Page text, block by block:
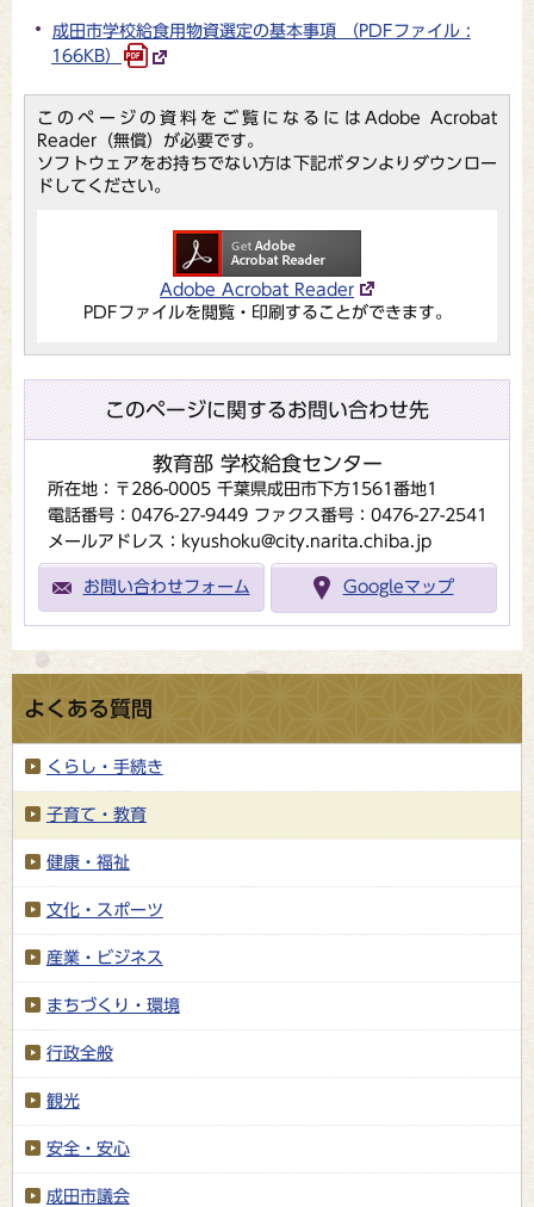
成田市学校給食用物資選定の基本事項 （PDFファイル :
166KB）
このページの資料をご覧になるにはAdobe Acrobat
Reader（無償）が必要です。
ソフトウェアをお持ちでない方は下記ボタンよりダウンロー
ドしてください。
Adobe Acrobat Reader
PDFファイルを閲覧・印刷することができます。
このページに関するお問い合わせ先
教育部 学校給食センター
所在地：〒286-0005 千葉県成田市下方1561番地1
電話番号：0476-27-9449 ファクス番号：0476-27-2541
メールアドレス：kyushoku@city.narita.chiba.jp
お問い合わせフォーム Googleマップ
よくある質問
くらし・手続き
子育て・教育
健康・福祉
文化・スポーツ
産業・ビジネス
まちづくり・環境
行政全般
観光
安全・安心
成田市議会